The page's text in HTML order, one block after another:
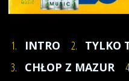
1. INTRO 2.
TYLKO
3.
CHŁOP Z MAZUR